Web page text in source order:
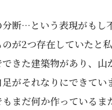
断…という表現がもし
が2つ存在していたと
きた建築物があり、
がそれなりにできて
まだ何か作っている